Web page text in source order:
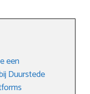
een
Duurstede